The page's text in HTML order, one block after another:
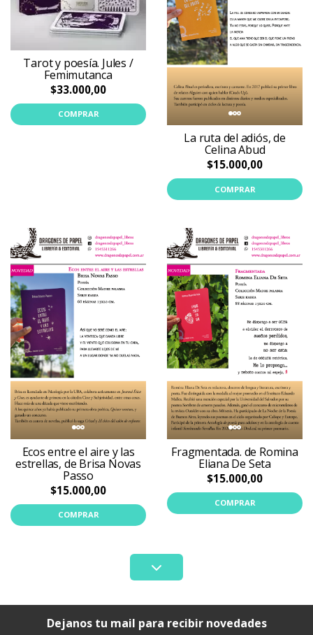
Tarot y poesía. Jules /
Femimutanca
$33.000,00
COMPRAR
La ruta del adiós, de
Celina Abud
$15.000,00
COMPRAR
Ecos entre el aire y las
estrellas, de Brisa Novas
Passo
$15.000,00
COMPRAR
Fragmentada. de Romina
Eliana De Seta
$15.000,00
COMPRAR
Dejanos tu mail para recibir novedades